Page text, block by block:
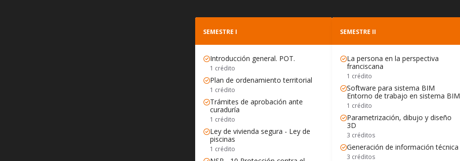
SEMESTRE I
Introducción general. POT.
1 crédito
Plan de ordenamiento territorial
1 crédito
Trámites de aprobación ante
curaduría
1 crédito
Ley de vivienda segura - Ley de
piscinas
1 crédito
SEMESTRE II
La persona en la perspectiva
franciscana
1 crédito
Software para sistema BIM
Entorno de trabajo en sistema BIM
1 crédito
Parametrización, dibujo y diseño
3D
3 créditos
Generación de información técnica
3 créditos